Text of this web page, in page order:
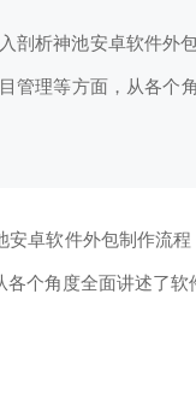
剖析神池安卓软件外
管理等方面，从各个
软件外包制作流程
个角度全面讲述了